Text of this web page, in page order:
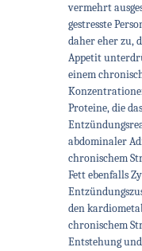
vermehrt
gestresste
daher eher zu,
Appetit
einem
Proteine, die
abdominaler
chronischem
Fett ebenfalls
den
chronischem
Entstehung